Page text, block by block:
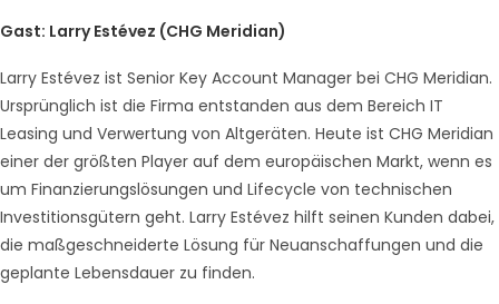
Gast: Larry Estévez (CHG Meridian)
Larry Estévez ist Senior Key Account Manager bei CHG Meridian.
Ursprünglich ist die Firma entstanden aus dem Bereich IT
Leasing und Verwertung von Altgeräten. Heute ist CHG Meridian
einer der größten Player auf dem europäischen Markt, wenn es
um Finanzierungslösungen und Lifecycle von technischen
Investitionsgütern geht. Larry Estévez hilft seinen Kunden dabei,
die maßgeschneiderte Lösung für Neuanschaffungen und die
geplante Lebensdauer zu finden.